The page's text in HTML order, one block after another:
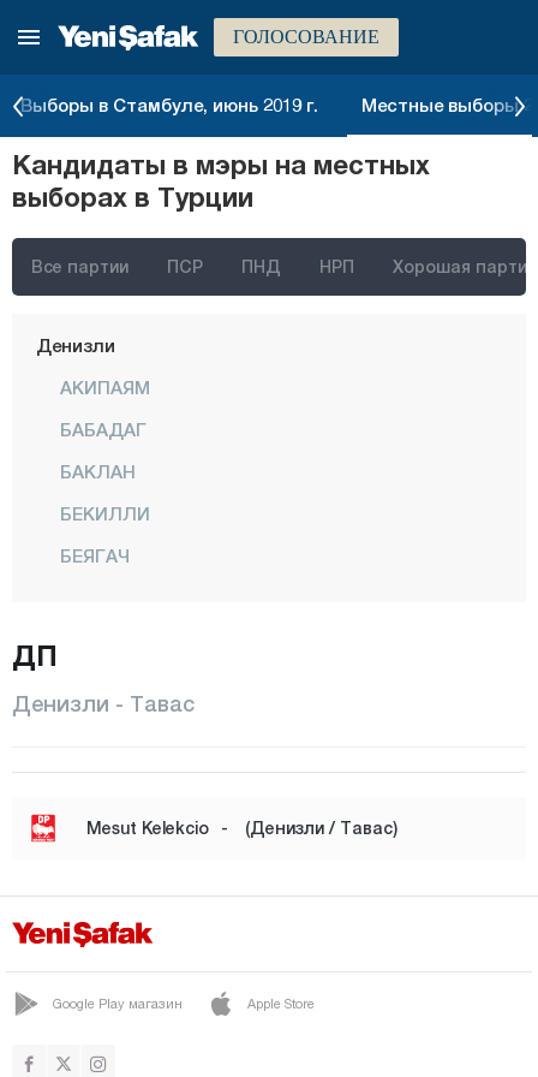
ГОЛОСОВАНИЕ
Выборы в Стамбуле, июнь 2019 г. Местные выборы
Кандидаты в мэры на местных
выборах в Турции
Все партии ПСР ПНД НРП Хорошая партия
Битлис
Бурса
Чанаккале
Чорум
Денизли
АКИПАЯМ
БАБАДАГ
БАКЛАН
БЕКИЛЛИ
БЕЯГАЧ
ХОНАЗ
КАЛЕ
МЕРКЕЗЕФЕНДИ
ПАМУККАЛЕ
САРАЙКОЙ
ДП
Денизли - Тавас
Mesut Kelekcio - (Денизли / Тавас)
Google Play магазин Apple Store